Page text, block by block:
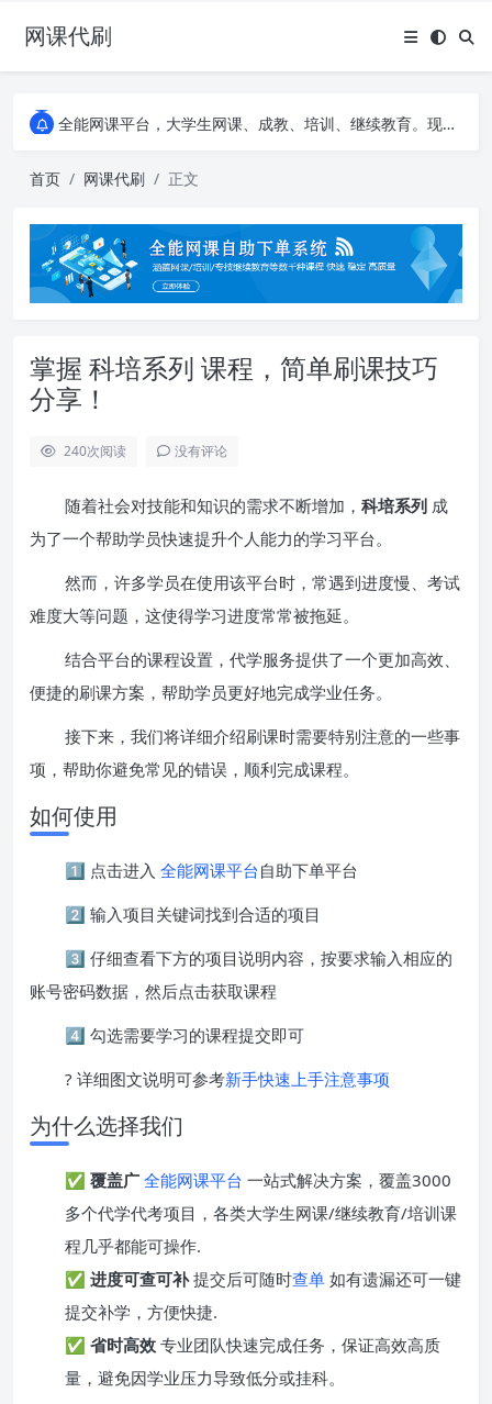
网课代刷
AI论文写作平台，根据真实文献内容生成论文
全能网课平台，大学生网课、成教、培训、继续教育。现已接入代刷代考项目3000+
全能网课平台，大学生网课、成教、培训、继续教育。现已接入代刷代考项目3000+
首页 网课代刷 正文
掌握 科培系列 课程，简单刷课技巧
分享！
240次阅读 没有评论
随着社会对技能和知识的需求不断增加， 科培系列 成
为了一个帮助学员快速提升个人能力的学习平台。
然而，许多学员在使用该平台时，常遇到进度慢、考试
难度大等问题，这使得学习进度常常被拖延。
结合平台的课程设置，代学服务提供了一个更加高效、
便捷的刷课方案，帮助学员更好地完成学业任务。
接下来，我们将详细介绍刷课时需要特别注意的一些事
项，帮助你避免常见的错误，顺利完成课程。
如何使用
1️⃣ 点击进入 全能网课平台自助下单平台
2️⃣ 输入项目关键词找到合适的项目
3️⃣ 仔细查看下方的项目说明内容，按要求输入相应的
账号密码数据，然后点击获取课程
4️⃣ 勾选需要学习的课程提交即可
? 详细图文说明可参考新手快速上手注意事项
为什么选择我们
✅ 覆盖广 全能网课平台 一站式解决方案，覆盖3000
多个代学代考项目，各类大学生网课/继续教育/培训课
程几乎都能可操作.
✅ 进度可查可补提交后可随时查单 如有遗漏还可一键
提交补学，方便快捷.
✅ 省时高效 专业团队快速完成任务，保证高效高质
量，避免因学业压力导致低分或挂科。